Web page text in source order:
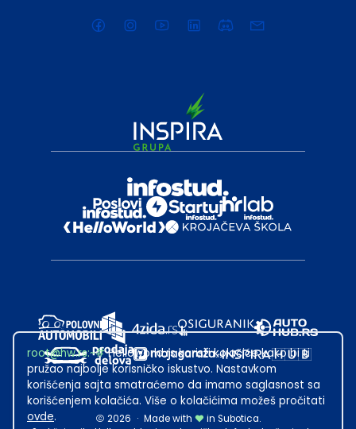
2026 · Made with
in Subotica.
root@hw.rs:~#Helloworld.rs koristi kolačiće kako bi ti
pružao najbolje korisničko iskustvo. Nastavkom
korišćenja sajta smatraćemo da imamo saglasnost sa
korišćenjem kolačića. Više o kolačićima možeš pročitati
ovde.